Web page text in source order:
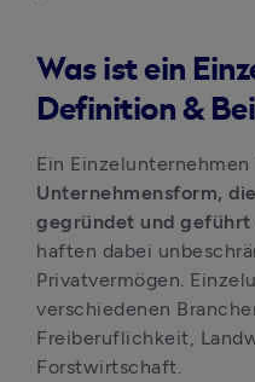
Was ist ein
Definition &
Ein Einzelunternehmen
Unternehmensform,
gegründet und geführt
haften dabei
Privatvermögen.
verschiedenen
Freiberuflichkeit,
Forstwirtschaft.